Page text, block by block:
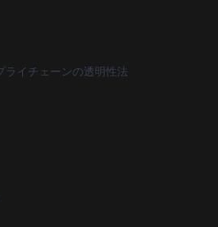
ライチェーンの透明性法